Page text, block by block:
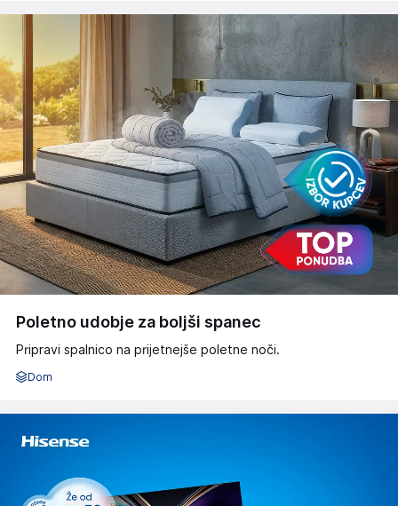
Poletno udobje za boljši spanec
Pripravi spalnico na prijetnejše poletne noči.
Dom